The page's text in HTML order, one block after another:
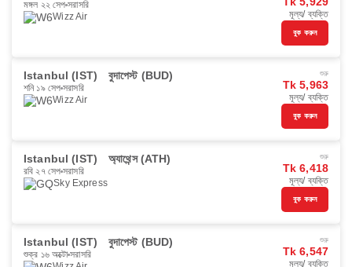
মঙ্গল ২২ সেপ সরাসরি
Wizz Air
মূল্য/ ব্যক্তি
বুক করুন
Istanbul (IST) বুদাপেস্ট (BUD)
শনি ১৯ সেপ সরাসরি
Wizz Air
শুরু
Tk 5,963
মূল্য/ ব্যক্তি
বুক করুন
Istanbul (IST) অ্যাথেন্স (ATH)
রবি ২৭ সেপ সরাসরি
Sky Express
শুরু
Tk 6,418
মূল্য/ ব্যক্তি
বুক করুন
Istanbul (IST) বুদাপেস্ট (BUD)
শুক্র ১৬ অক্টো সরাসরি
শুরু
Tk 6,547
মূল্য/ ব্যক্তি